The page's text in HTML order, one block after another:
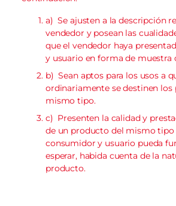
a)Se ajusten a la descripción
vendedor y posean las
que el vendedor haya
y usuario en forma de muestra
b)Sean aptos para los usos a
ordinariamente se destinen los
mismo tipo.
c) Presenten la calidad y
de un producto del mismo tipo
consumidor y usuario pueda
esperar, habida cuenta de la
producto.